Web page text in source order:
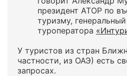
президент АТОР по
туризму,
туроператора
У туристов из стран
частности, из ОАЭ) есть
запросах.